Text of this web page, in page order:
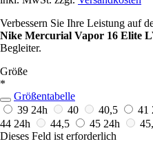
Verbessern Sie Ihre Leistung auf
Nike Mercurial Vapor 16 Elite
Begleiter.
Größe
*
Größentabelle
39 24h 40 40,5 41
44 24h 44,5 45 24h
Dieses Feld ist erforderlich